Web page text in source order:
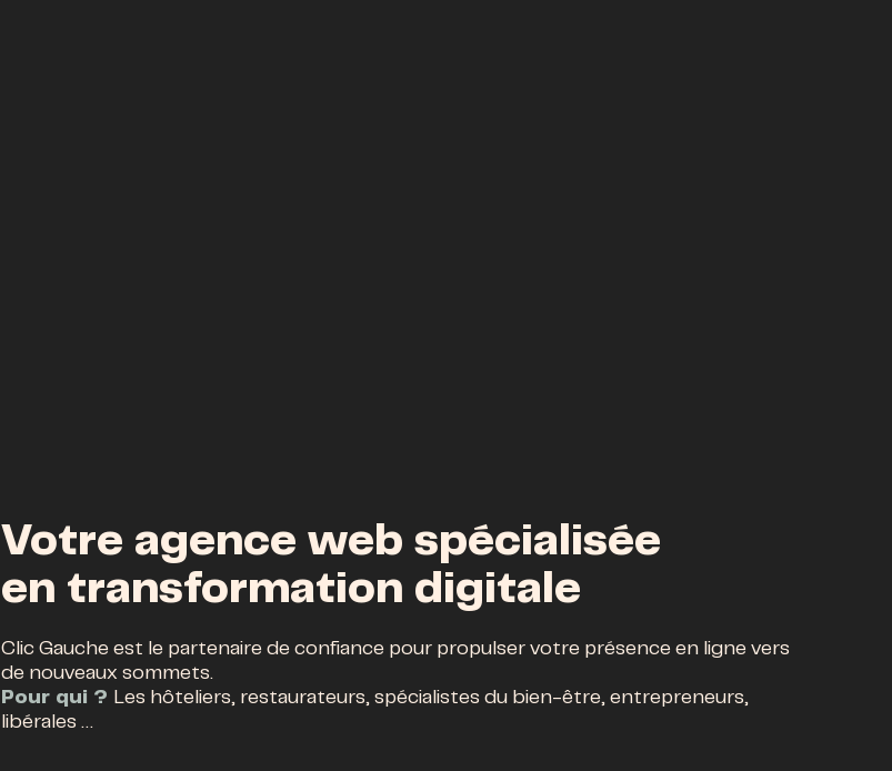
Votre agence web spécialisée
en transformation digitale
Clic Gauche est le partenaire de confiance pour propulser votre présence en ligne vers
de nouveaux sommets.
Pour qui ? Les hôteliers, restaurateurs, spécialistes du bien-être, entrepreneurs,
libérales …